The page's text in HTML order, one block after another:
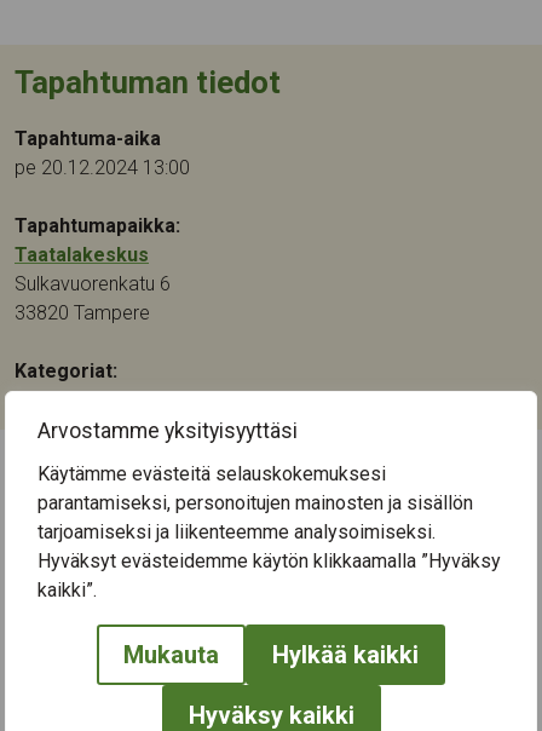
Arvostamme yksityisyyttäsi
Käytämme evästeitä selauskokemuksesi
parantamiseksi, personoitujen mainosten ja sisällön
tarjoamiseksi ja liikenteemme analysoimiseksi.
Hyväksyt evästeidemme käytön klikkaamalla ”Hyväksy
kaikki”.
Mukauta Hylkää kaikki
Hyväksy kaikki
Tapahtuman tiedot
Tapahtuma-aika
pe 20.12.2024 13:00
Tapahtumapaikka:
Taatalakeskus
Sulkavuorenkatu 6
33820 Tampere
Kategoriat:
← Näytä kaikki tapahtumat